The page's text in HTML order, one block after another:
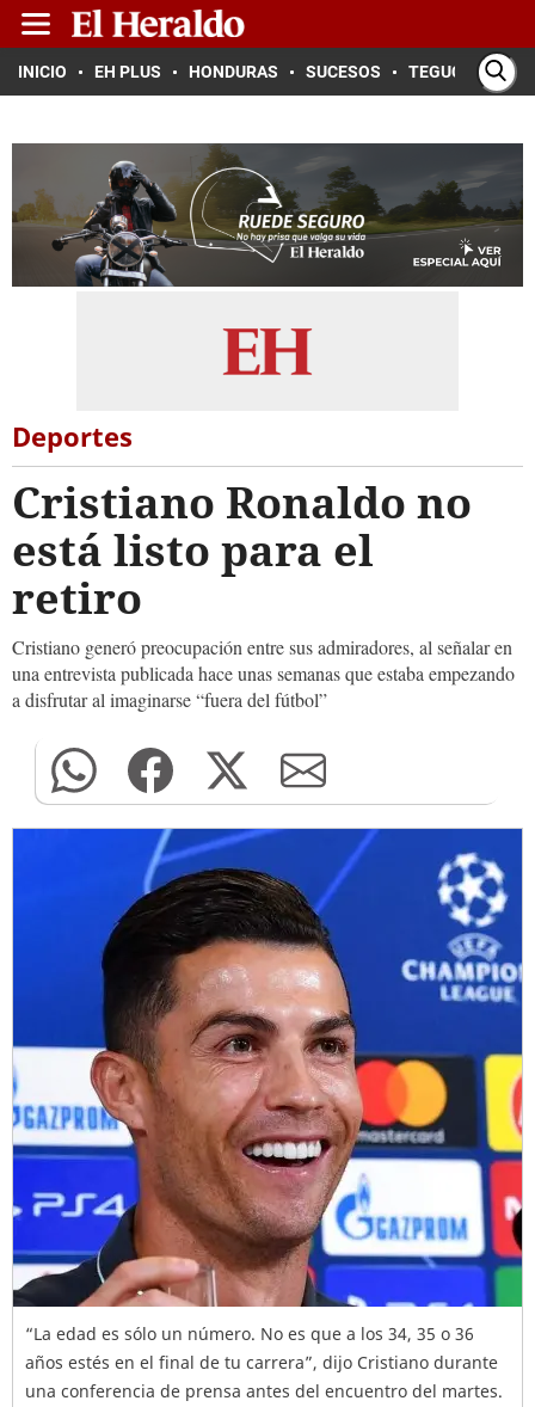
INICIO EH PLUS HONDURAS SUCESOS TEGUCIGALPA
Deportes
Cristiano Ronaldo no
está listo para el
retiro
Cristiano generó preocupación entre sus admiradores, al señalar en
una entrevista publicada hace unas semanas que estaba empezando
a disfrutar al imaginarse “fuera del fútbol”
“La edad es sólo un número. No es que a los 34, 35 o 36
años estés en el final de tu carrera”, dijo Cristiano durante
una conferencia de prensa antes del encuentro del martes.